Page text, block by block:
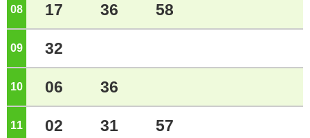
08 17 36 58
09 32
10 06 36
11 02 31 57